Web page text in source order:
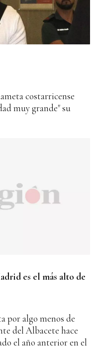
costarricense
muy grande" su
es el más alto de
por algo menos de
del Albacete hace
el año anterior en el